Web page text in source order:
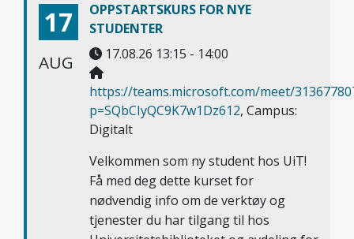
17
AUG
OPPSTARTSKURS FOR NYE
STUDENTER
17.08.26 13:15 - 14:00
https://teams.microsoft.com/meet/
p=SQbCIyQC9K7w1Dz612, Campus:
Digitalt
Velkommen som ny student hos UiT!
Få med deg dette kurset for
nødvendig info om de verktøy og
tjenester du har tilgang til hos